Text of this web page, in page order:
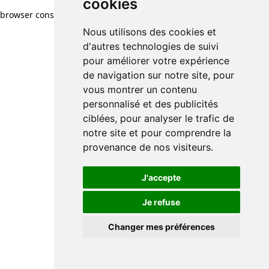
cookies
Nous utilisons des cookies et
d'autres technologies de suivi
pour améliorer votre expérience
de navigation sur notre site, pour
vous montrer un contenu
personnalisé et des publicités
ciblées, pour analyser le trafic de
notre site et pour comprendre la
provenance de nos visiteurs.
J'accepte
Je refuse
Changer mes préférences
browser console for more information)